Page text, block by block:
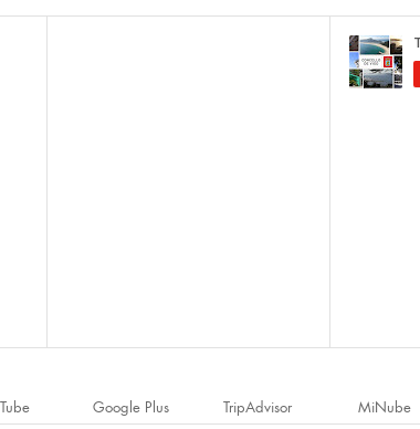
Google Plus TripAdvisor MiNube